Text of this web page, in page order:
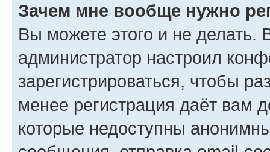
Зачем мне вообще нужно
Вы можете этого и не делать.
администратор настроил
зарегистрироваться, чтобы
менее регистрация даёт вам
которые недоступны